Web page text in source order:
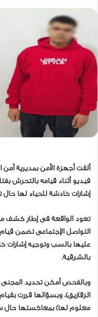
ألقت أجهزة الأمن بمديرية
فيديو أثناء قيامه بالتحرش
إشارات خادشة للحياء لها حال
تعود الواقعة فى إطار كشف
التواصل الإجتماعى تضمن
عليها بالسب وتوجيه إشارات
بالشرقية.
وبالفحص أمكن تحديد
الزقازيق)، وبسؤالها قررت
معلوم لها) بمعاكستها حال